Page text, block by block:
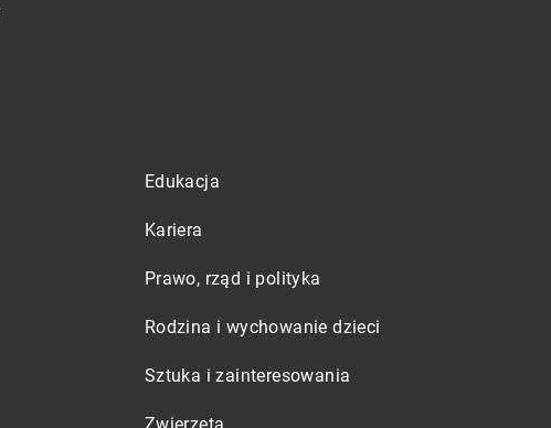
Edukacja
Kariera
Prawo, rząd i polityka
Rodzina i wychowanie dzieci
Sztuka i zainteresowania